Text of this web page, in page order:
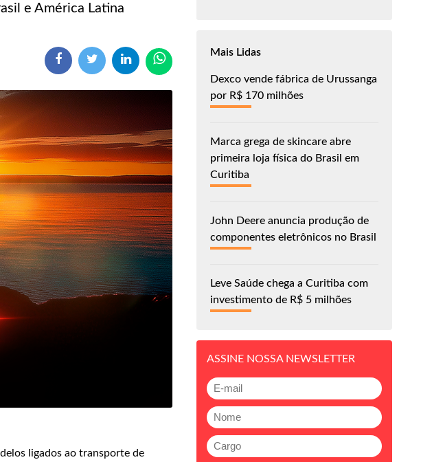
e América Latina
ligados ao transporte de
Mais Lidas
Dexco vende fábrica de Urussanga
por R$ 170 milhões
Marca grega de skincare abre
primeira loja física do Brasil em
Curitiba
John Deere anuncia produção de
componentes eletrônicos no Brasil
Leve Saúde chega a Curitiba com
investimento de R$ 5 milhões
ASSINE NOSSA NEWSLETTER